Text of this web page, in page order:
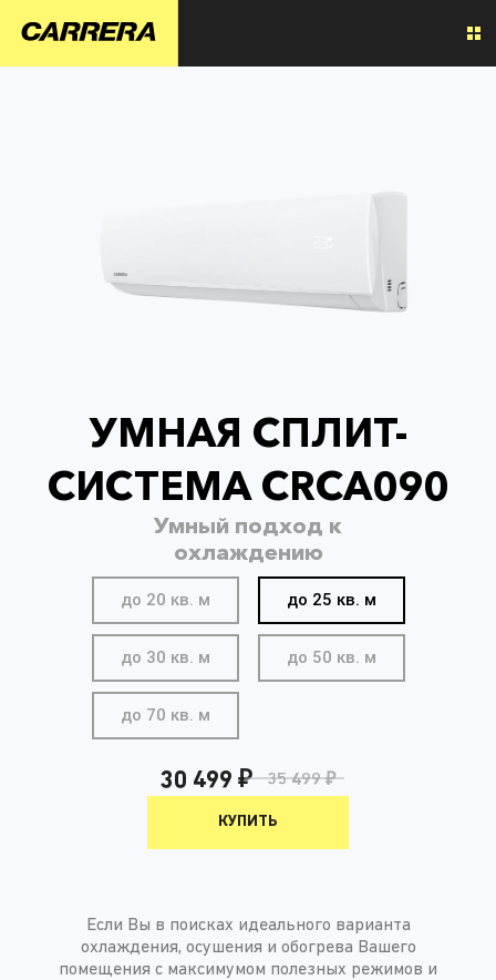
УМНАЯ СПЛИТ-
СИСТЕМА CRCA090
Умный подход к
охлаждению
до 20 кв. м до 25 кв. м
до 30 кв. м до 50 кв. м
до 70 кв. м
30 499 ₽ 35 499 ₽
КУПИТЬ
Если Вы в поисках идеального варианта
охлаждения, осушения и обогрева Вашего
помещения с максимумом полезных режимов и